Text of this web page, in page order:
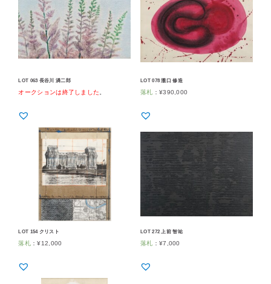
LOT 063 長谷川 潾二郎
オークションは終了しました
LOT 078 瀧口 修造
落札 ： ¥390,000
LOT 154 クリスト
落札 ：¥12,000
LOT 272 上前 智祐
落札 ： ¥7,000